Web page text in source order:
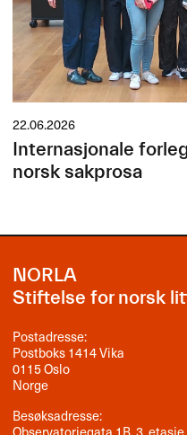
22.06.2026
Internasjonale
norsk sakprosa
NORLA
Stiftelse for norsk
Postadresse:
Postboks 1414 Vika
0115 Oslo
Norge
Besøksadresse: